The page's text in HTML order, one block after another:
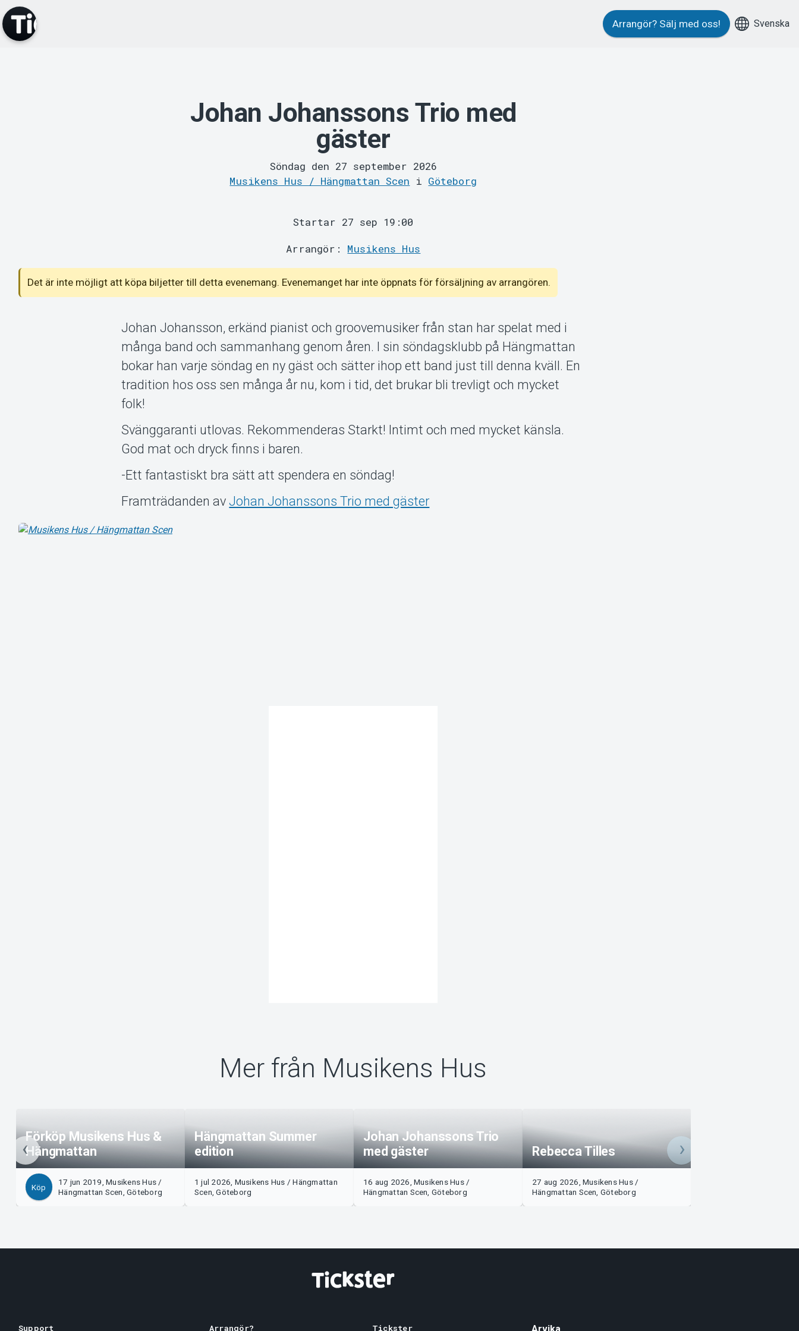
Arrangör? Sälj med oss! Svenska
Johan Johanssons Trio med
gäster
Söndag den 27 september 2026
Musikens Hus / Hängmattan Scen i Göteborg
Startar 27 sep 19:00
Arrangör: Musikens Hus
Det är inte möjligt att köpa biljetter till detta evenemang. Evenemanget har inte öppnats för försäljning av arrangören.
Johan Johansson, erkänd pianist och groovemusiker från stan har spelat med i
många band och sammanhang genom åren. I sin söndagsklubb på Hängmattan
bokar han varje söndag en ny gäst och sätter ihop ett band just till denna kväll. En
tradition hos oss sen många år nu, kom i tid, det brukar bli trevligt och mycket
folk!
Svänggaranti utlovas. Rekommenderas Starkt! Intimt och med mycket känsla.
God mat och dryck finns i baren.
-Ett fantastiskt bra sätt att spendera en söndag!
Framträdanden av Johan Johanssons Trio med gäster
Mer från Musikens Hus
Förköp Musikens Hus &
Hängmattan
Köp
17 jun 2019, Musikens Hus /
Hängmattan Scen, Göteborg
Hängmattan Summer
edition
1 jul 2026, Musikens Hus / Hängmattan
Scen, Göteborg
Johan Johanssons Trio
med gäster
16 aug 2026, Musikens Hus /
Hängmattan Scen, Göteborg
Rebecca Tilles
27 aug 2026, Musikens Hus /
Hängmattan Scen, Göteborg
Support Arrangör? Tickster